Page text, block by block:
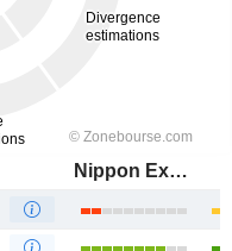
Nippon Express Holdings, Inc.